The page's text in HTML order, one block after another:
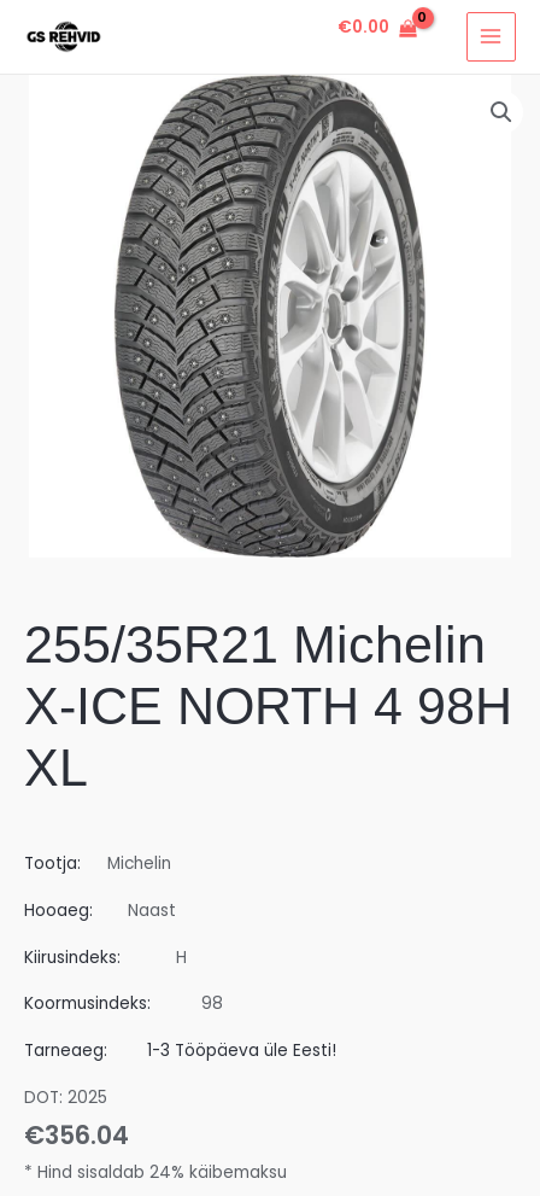
€0.00
255/35R21 Michelin
X-ICE NORTH 4 98H
XL
Tootja: Michelin
Hooaeg: Naast
Kiirusindeks: H
Koormusindeks: 98
Tarneaeg: 1-3 Tööpäeva üle Eesti!
DOT: 2025
€356.04
* Hind sisaldab 24% käibemaksu